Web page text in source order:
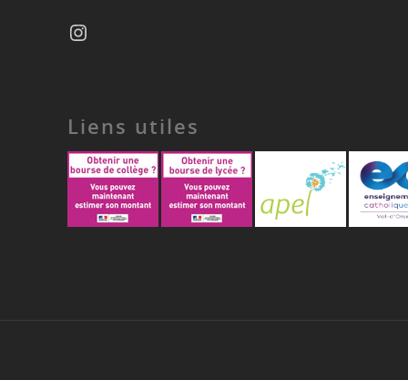
Liens utiles